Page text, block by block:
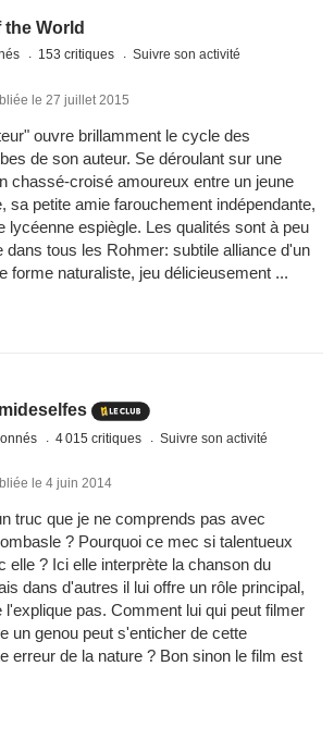
the World
153 critiques Suivre son activité
le 27 juillet 2015
ouvre brillamment le cycle des
de son auteur. Se déroulant sur une
chassé-croisé amoureux entre un jeune
sa petite amie farouchement indépendante,
lycéenne espiègle. Les qualités sont à peu
dans tous les Rohmer: subtile alliance d'un
forme naturaliste, jeu délicieusement ...
4 015 critiques Suivre son activité
le 4 juin 2014
truc que je ne comprends pas avec
? Pourquoi ce mec si talentueux
elle ? Ici elle interprète la chanson du
dans d'autres il lui offre un rôle principal,
l'explique pas. Comment lui qui peut filmer
un genou peut s'enticher de cette
erreur de la nature ? Bon sinon le film est